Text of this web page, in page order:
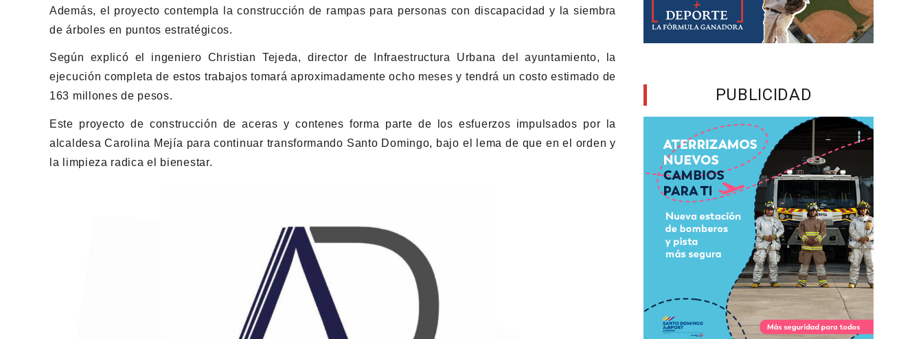
Además, el proyecto contempla la construcción de rampas para personas con discapacidad y la siembra
de árboles en puntos estratégicos.
Según explicó el ingeniero Christian Tejeda, director de Infraestructura Urbana del ayuntamiento, la
ejecución completa de estos trabajos tomará aproximadamente ocho meses y tendrá un costo estimado de
163 millones de pesos.
Este proyecto de construcción de aceras y contenes forma parte de los esfuerzos impulsados por la
alcaldesa Carolina Mejía para continuar transformando Santo Domingo, bajo el lema de que en el orden y
la limpieza radica el bienestar.
PUBLICIDAD